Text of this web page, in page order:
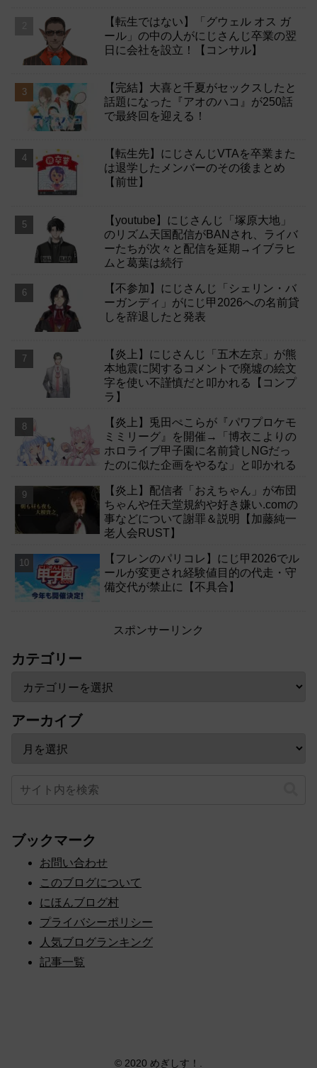
【転生ではない】「グウェル オス ガ
ール」の中の人がにじさんじ卒業の翌
日に会社を設立！【コンサル】
【完結】大喜と千夏がセックスしたと
話題になった『アオのハコ』が250話
で最終回を迎える！
【転生先】にじさんじVTAを卒業また
は退学したメンバーのその後まとめ
【前世】
【youtube】にじさんじ「塚原大地」
のリズム天国配信がBANされ、ライバ
ーたちが次々と配信を延期→イブラヒ
ムと葛葉は続行
【不参加】にじさんじ「シェリン・バ
ーガンディ」がにじ甲2026への名前貸
しを辞退したと発表
【炎上】にじさんじ「五木左京」が熊
本地震に関するコメントで廃墟の絵文
字を使い不謹慎だと叩かれる【コンプ
ラ】
【炎上】兎田ぺこらが『パワプロケモ
ミミリーグ』を開催→「博衣こよりの
ホロライブ甲子園に名前貸しNGだっ
たのに似た企画をやるな」と叩かれる
【炎上】配信者「おえちゃん」が布団
ちゃんや任天堂規約や好き嫌い.comの
事などについて謝罪＆説明【加藤純一
老人会RUST】
【フレンのパリコレ】にじ甲2026でル
ールが変更され経験値目的の代走・守
備交代が禁止に【不具合】
スポンサーリンク
カテゴリー
アーカイブ
ブックマーク
お問い合わせ
このブログについて
にほんブログ村
プライバシーポリシー
人気ブログランキング
記事一覧
© 2020 めぎしす！.